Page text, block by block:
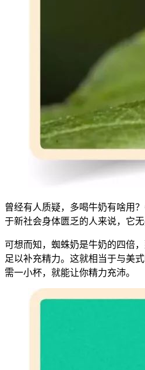
曾经有人质疑，多喝牛奶有啥用
于新社会身体匮乏的人来说，它无
可想而知，蜘蛛奶是牛奶的四倍
足以补充精力。这就相当于与美
需一小杯，就能让你精力充沛。